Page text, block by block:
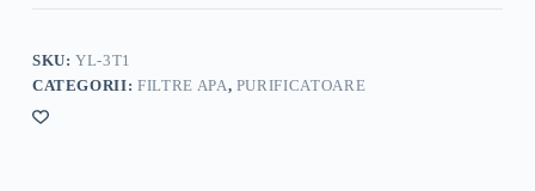
SKU:YL-3T1
CATEGORII:FILTRE APA, PURIFICATOARE